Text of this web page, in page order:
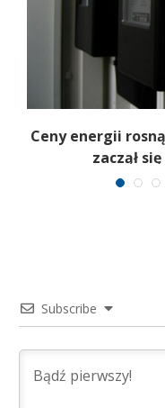
Ceny energii
zaczął
Subscribe